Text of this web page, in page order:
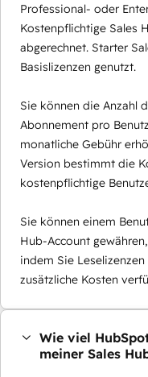
Professional- oder
Kostenpflichtige Sales
abgerechnet. Starter
Basislizenzen genutzt.
Sie können die Anzahl
Abonnement pro
monatliche Gebühr
Version bestimmt die
kostenpflichtige
Sie können einem
Hub-Account
indem Sie
zusätzliche Kosten
Wie viel
meiner Sales